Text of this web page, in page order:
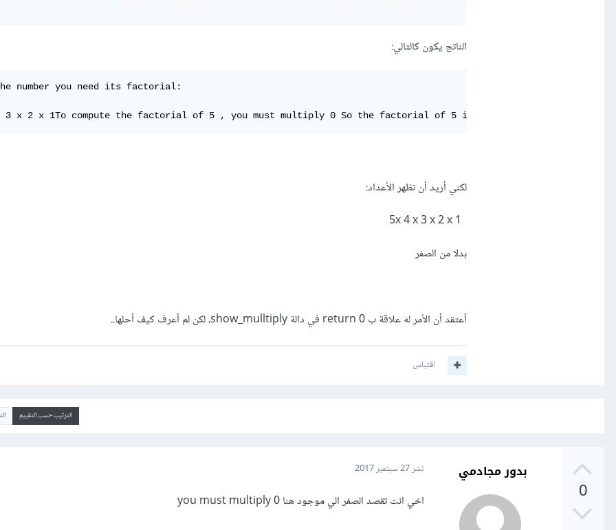
الناتج يكون كالتالي:
number you need its factorial:
3 x 2 x 1To compute the factorial of 5 , you must multiply 0 So the factorial of 5 is 120
لكني أريد أن تظهر الأعداد:
بدلا من الصفر
أعتقد أن اﻷمر له علاقة ب return 0 في دالة show_mulltiply، لكن لم أعرف كيف أحلها..
اقتباس
الترتيب حسب التقييم
0
بدور مجادمي نشر27 سبتمبر 2017
اخي انت تقصد الصفر الي موجود هنا you must multiply 0